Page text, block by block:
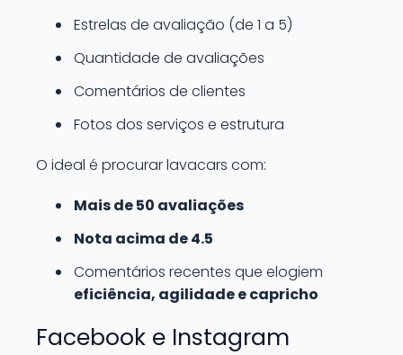
Estrelas de avaliação (de 1 a 5)
Quantidade de avaliações
Comentários de clientes
Fotos dos serviços e estrutura
O ideal é procurar lavacars com:
Mais de 50 avaliações
Nota acima de 4.5
Comentários recentes que elogiem
eficiência, agilidade e capricho
Facebook e Instagram